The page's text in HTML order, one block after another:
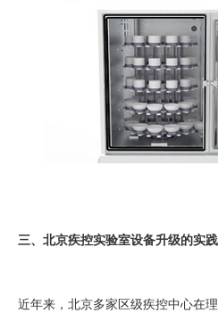
三、北京疾控实验室设备升级的实
近年来，北京多家区级疾控中心在